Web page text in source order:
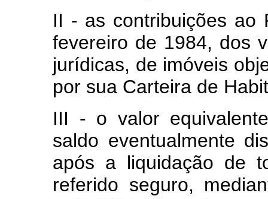
II - as contribuições ao
fevereiro de 1984, dos
jurídicas, de imóveis
por sua Carteira de
III - o valor
saldo eventualmente
após a liquidação de
referido seguro,